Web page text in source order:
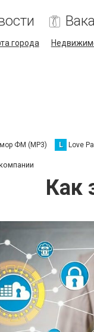
города
ФМ (MP3) L Love
Как